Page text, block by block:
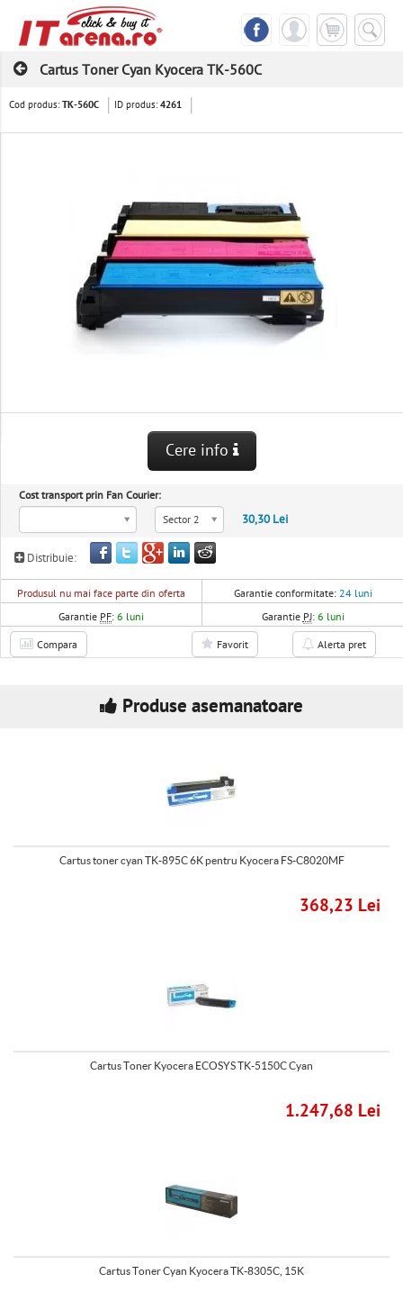
Cartus Toner Cyan Kyocera TK-560C
Cod produs:TK-560C ID produs:4261
Cere info
Cost transport prin Fan Courier:
Sector 2
30,30 Lei
Distribuie:
Produsul nu mai face parte din oferta Garantie conformitate: 24 luni
Garantie PF:6 luni Garantie PJ: 6 luni
Compara Favorit Alerta pret
Produse asemanatoare
Cartus toner cyan TK-895C 6K pentru Kyocera FS-C8020MF
368,23 Lei
Cartus Toner Kyocera ECOSYS TK-5150C Cyan
1.247,68 Lei
Cartus Toner Cyan Kyocera TK-8305C, 15K